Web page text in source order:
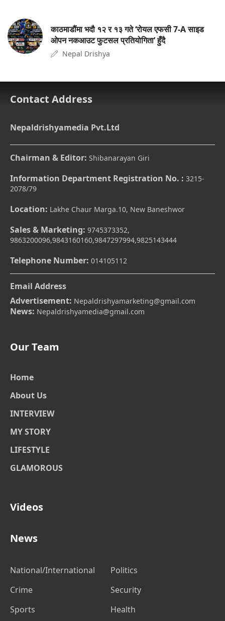
काठमाडौंमा भदौ १२ र १३ गते ‘रोयल एफसी 7-A साइड
ओपन नकआउट फुटसल प्रतियोगिता’ हुँदै
Nepal Drishya
Contact Address
Nepaldrishyamedia Pvt.Ltd
Chairman & Editor: Shibanarayan Giri
Information Department Registration No. : 3215-
2078/79
Location: Lakhe Chaur Marga.10, New Baneshwor
Sales & Marketing: 9745373352,
9863200096,9843160160,9847297994,9825143444
Telephone Number: 014105112
Email Address
Advertisement: Nepaldrishyamarketing@gmail.com
News: Nepaldrishyamedia@gmail.com
Our Team
Home
About Us
INTERVIEW
MY STORY
LIFESTYLE
GLAMOROUS
Videos
News
National/International
Politics
Crime
Security
Sports
Health